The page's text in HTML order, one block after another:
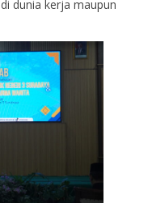
dunia kerja maupun